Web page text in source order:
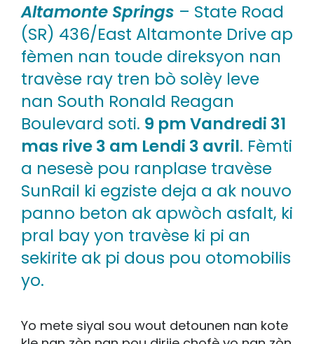
Altamonte Springs – State Road
(SR) 436/East Altamonte Drive ap
fèmen nan toude direksyon nan
travèse ray tren bò solèy leve
nan South Ronald Reagan
Boulevard soti. 9 pm Vandredi 31
mas rive 3 am Lendi 3 avril. Fèmti
a nesesè pou ranplase travèse
SunRail ki egziste deja a ak nouvo
panno beton ak apwòch asfalt, ki
pral bay yon travèse ki pi an
sekirite ak pi dous pou otomobilis
yo.
Yo mete siyal sou wout detounen nan kote